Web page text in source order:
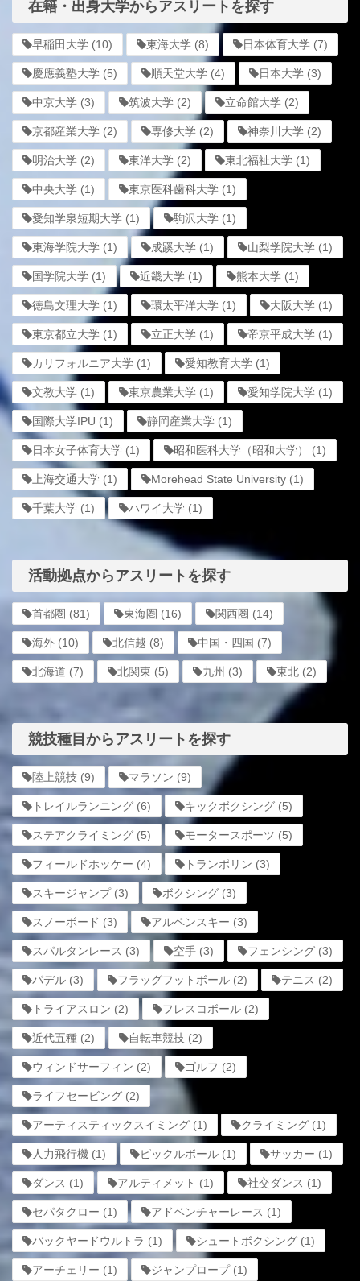
在籍・出身大学からアスリートを探す
早稲田大学 (10) 東海大学 (8) 日本体育大学 (7)
慶應義塾大学 (5) 順天堂大学 (4) 日本大学 (3)
中京大学 (3) 筑波大学 (2) 立命館大学 (2)
京都産業大学 (2) 専修大学 (2) 神奈川大学 (2)
明治大学 (2) 東洋大学 (2) 東北福祉大学 (1)
中央大学 (1) 東京医科歯科大学 (1)
愛知学泉短期大学 (1) 駒沢大学 (1)
東海学院大学 (1) 成蹊大学 (1) 山梨学院大学 (1)
国学院大学 (1) 近畿大学 (1) 熊本大学 (1)
徳島文理大学 (1) 環太平洋大学 (1) 大阪大学 (1)
東京都立大学 (1) 立正大学 (1) 帝京平成大学 (1)
カリフォルニア大学 (1) 愛知教育大学 (1)
文教大学 (1) 東京農業大学 (1) 愛知学院大学 (1)
国際大学IPU (1) 静岡産業大学 (1)
日本女子体育大学 (1) 昭和医科大学（昭和大学） (1)
上海交通大学 (1) Morehead State University (1)
千葉大学 (1) ハワイ大学 (1)
活動拠点からアスリートを探す
首都圏 (81) 東海圏 (16) 関西圏 (14)
海外 (10) 北信越 (8) 中国・四国 (7)
北海道 (7) 北関東 (5) 九州 (3) 東北 (2)
競技種目からアスリートを探す
陸上競技 (9) マラソン (9)
トレイルランニング (6) キックボクシング (5)
ステアクライミング (5) モータースポーツ (5)
フィールドホッケー (4) トランポリン (3)
スキージャンプ(3) ボクシング (3)
スノーボード (3) アルペンスキー (3)
スパルタンレース (3) 空手 (3) フェンシング (3)
パデル (3) フラッグフットボール (2) テニス (2)
トライアスロン (2) フレスコボール (2)
近代五種 (2) 自転車競技 (2)
ウィンドサーフィン (2) ゴルフ (2)
ライフセービング (2)
アーティスティックスイミング (1) クライミング (1)
人力飛行機 (1) ピックルボール (1) サッカー (1)
ダンス (1) アルティメット (1) 社交ダンス (1)
セパタクロー (1) アドベンチャーレース (1)
バックヤードウルトラ (1) シュートボクシング (1)
アーチェリー (1) ジャンプロープ(1)